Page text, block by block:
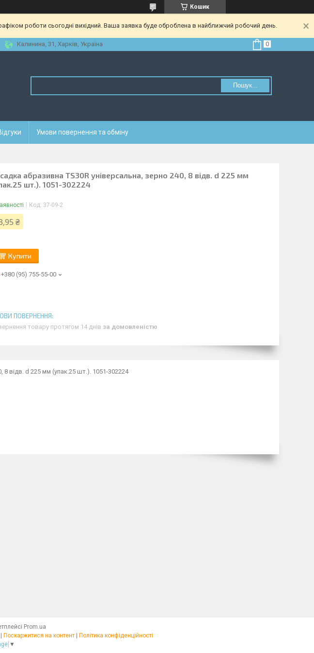
Кошик
роботи сьогодні вихідний. Ваша заявка буде оброблена в найближчий робочий день.
Калинина, 31, Харків, Україна
Пошук...
Умови повернення та обміну
абразивна TS30R універсальна, зерно 240, 8 відв. d 225 мм
шт.). 1051-302224
Код: 37-09-2
₴
Купити
+380 (95) 755-55-00
товару протягом 14 днів за домовленістю
8 відв. d 225 мм (упак.25 шт.). 1051-302224
Prom.ua
Интернет - магазин строительных материалов "Будмаркет.com" | Поскаржитися на контент | Політика конфіденційності
▼